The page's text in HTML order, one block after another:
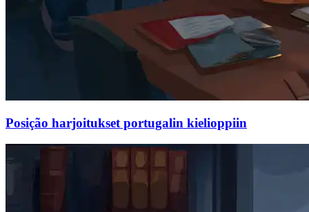
Posição harjoitukset portugalin kielioppiin